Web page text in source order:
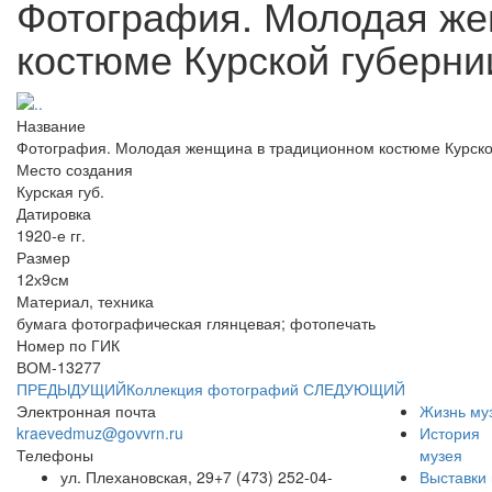
Фотография. Молодая
костюме Курской
Название
Фотография. Молодая женщина в традиционном костюме
Место создания
Курская губ.
Датировка
1920-е гг.
Размер
12х9см
Материал, техника
бумага фотографическая глянцевая; фотопечать
Номер по ГИК
ВОМ-13277
ПРЕДЫДУЩИЙКоллекция фотографий СЛЕДУЮЩИЙ
Электронная почта
kraevedmuz@govvrn.ru
Телефоны
ул. Плехановская, 29+7 (473) 252-04-
Жизнь
История
музея
Выставки